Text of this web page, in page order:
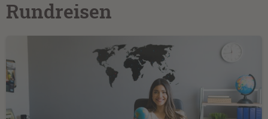
Rundreisen